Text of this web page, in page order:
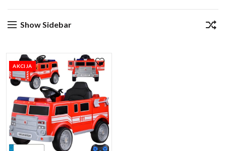
Show Sidebar
AKCIJA